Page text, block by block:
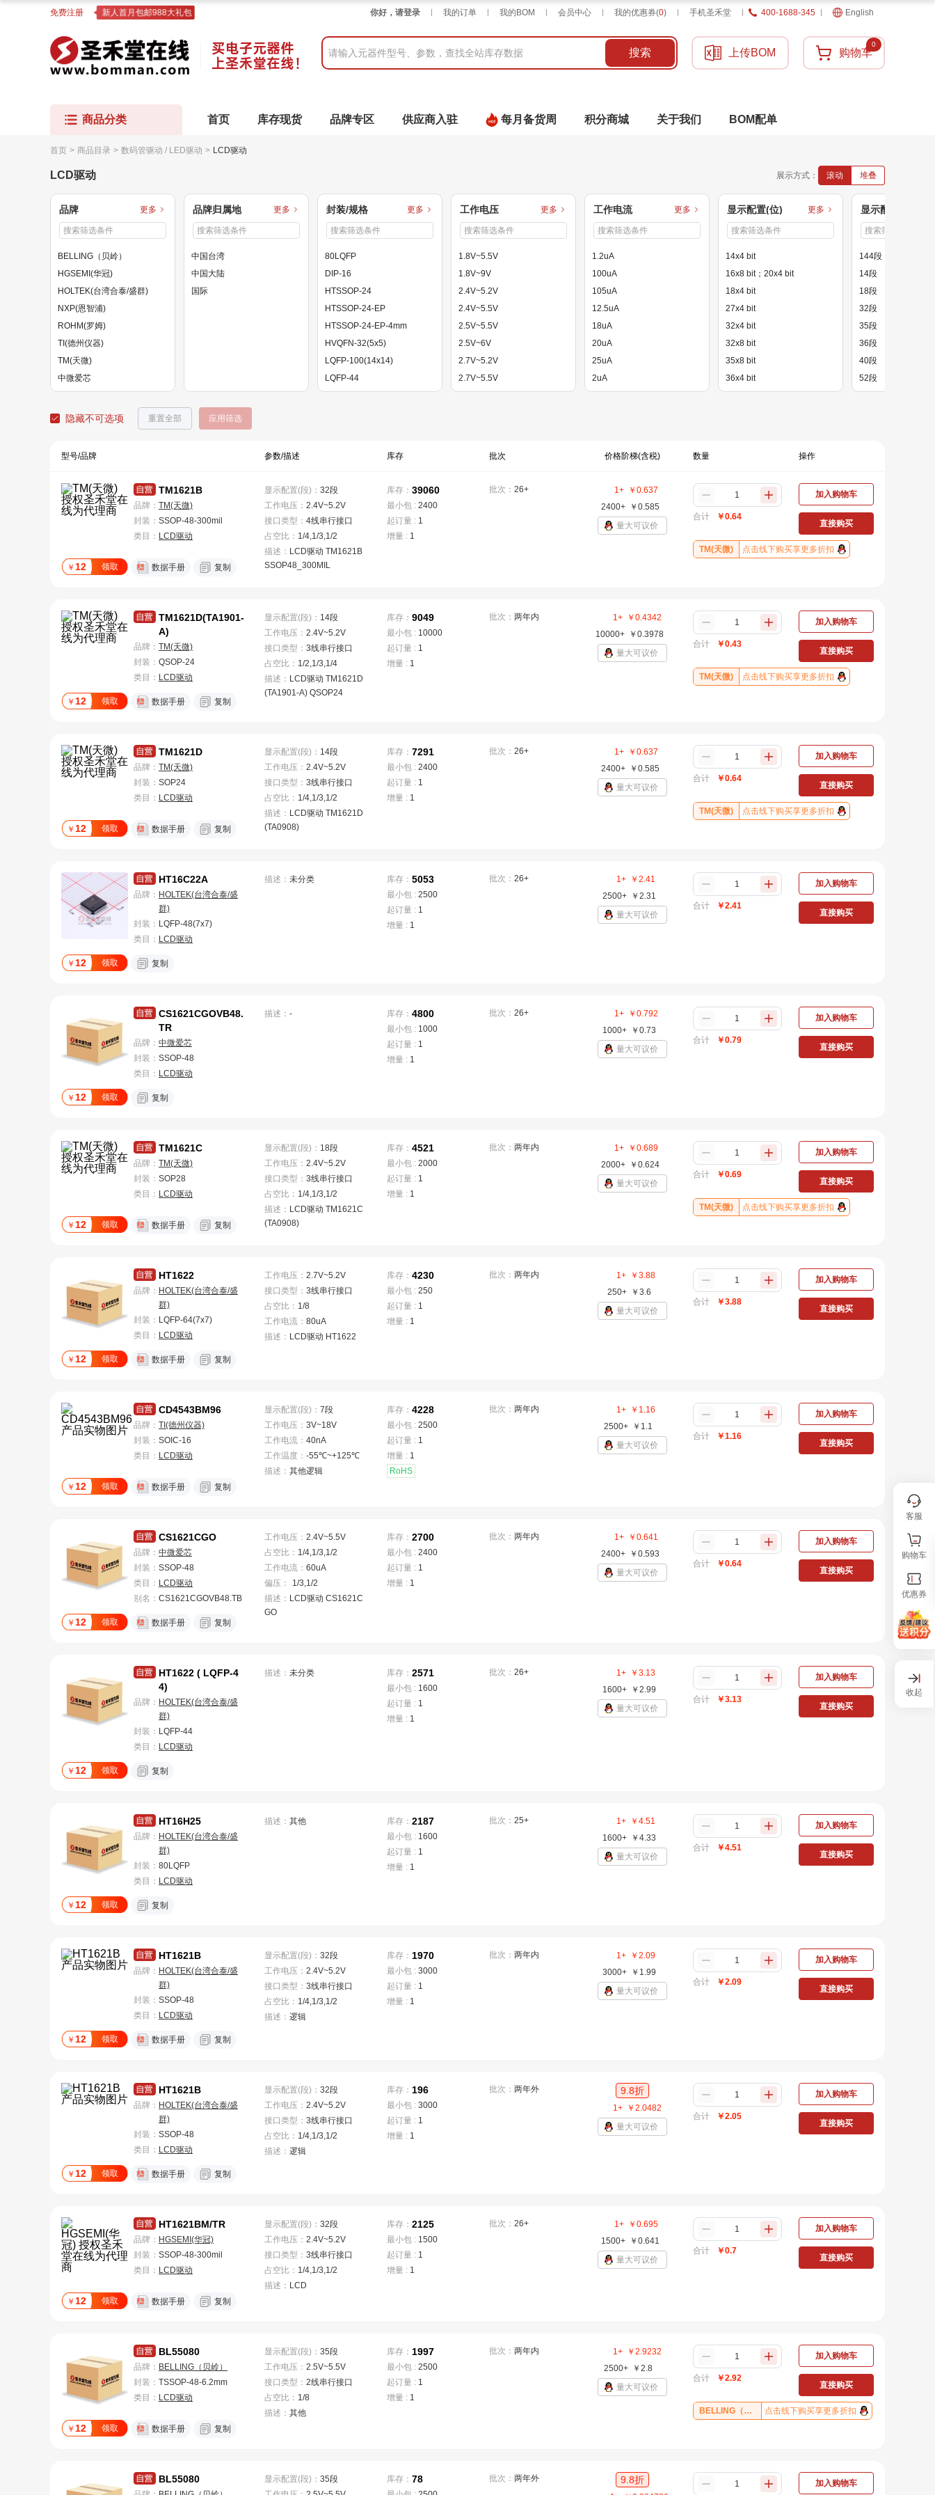
免费注册 新人首月包邮988大礼包 你好，请登录 我的订单 我的BOM 会员中心 我的优惠券(0) 手机圣禾堂 400-1688-345 English
搜索 上传BOM 购物车
0
商品分类 首页 库存现货 品牌专区 供应商入驻 每月备货周 积分商城 关于我们 BOM配单
首页 > 商品目录 > 数码管驱动 / LED驱动 > LCD驱动
LCD驱动 展示方式： 滚动 堆叠
品牌 更多
BELLING（贝岭）
HGSEMI(华冠)
HOLTEK(台湾合泰/盛群)
NXP(恩智浦)
ROHM(罗姆)
TI(德州仪器)
TM(天微)
中微爱芯
品牌归属地 更多
中国台湾
中国大陆
国际
封装/规格 更多
80LQFP
DIP-16
HTSSOP-24
HTSSOP-24-EP
HTSSOP-24-EP-4mm
HVQFN-32(5x5)
LQFP-100(14x14)
LQFP-44
LQFP-44(10x10)
工作电压 更多
1.8V~5.5V
1.8V~9V
2.4V~5.2V
2.4V~5.5V
2.5V~5.5V
2.5V~6V
2.7V~5.2V
2.7V~5.5V
2.7V~5.8V
工作电流 更多
1.2uA
100uA
105uA
12.5uA
18uA
20uA
25uA
2uA
3.5uA
显示配置(位) 更多
14x4 bit
16x8 bit；20x4 bit
18x4 bit
27x4 bit
32x4 bit
32x8 bit
35x8 bit
36x4 bit
40x4 bit
显示配置(段)
144段
14段
18段
32段
35段
36段
40段
52段
56段；52段
隐藏不可选项 重置全部 应用筛选
型号/品牌 参数/描述 库存 批次 价格阶梯(含税) 数量 操作
TM1621B
品牌： TM(天微)
封装： SSOP-48-300mil
类目： LCD驱动
￥ 12 领取 数据手册 复制
显示配置(段) ： 32段
工作电压 ： 2.4V~5.2V
接口类型 ： 4线串行接口
占空比： 1/4,1/3,1/2
描述： LCD驱动 TM1621B
SSOP48_300MIL
库存：39060
最小包 :2400
起订量 : 1
增量 : 1
批次： 26+ 1+ ￥0.637
2400+
￥ 0.585
量大可议价
合计 ￥0.64
加入购物车
直接购买
TM(天微) 点击线下购买享更多折扣
TM1621D(TA1901-
A)
品牌： TM(天微)
封装： QSOP-24
类目： LCD驱动
￥ 12 领取 数据手册 复制
显示配置(段) ： 14段
工作电压 ： 2.4V~5.2V
接口类型 ： 3线串行接口
占空比： 1/2,1/3,1/4
描述： LCD驱动 TM1621D
(TA1901-A) QSOP24
库存：9049
最小包 : 10000
起订量 : 1
增量 : 1
批次： 两年内 1+ ￥0.4342
10000+
￥ 0.3978
量大可议价
合计 ￥0.43
加入购物车
直接购买
TM(天微) 点击线下购买享更多折扣
TM1621D
品牌： TM(天微)
封装： SOP24
类目： LCD驱动
￥ 12 领取 数据手册 复制
显示配置(段) ： 14段
工作电压 ： 2.4V~5.2V
接口类型 ： 3线串行接口
占空比： 1/4,1/3,1/2
描述： LCD驱动 TM1621D
(TA0908)
库存：7291
最小包 :2400
起订量 : 1
增量 : 1
批次： 26+ 1+ ￥0.637
2400+
￥ 0.585
量大可议价
合计 ￥0.64
加入购物车
直接购买
TM(天微) 点击线下购买享更多折扣
HT16C22A
品牌： HOLTEK(台湾合泰/盛
群)
封装： LQFP-48(7x7)
类目： LCD驱动
￥ 12 领取 复制
描述： 未分类 库存：5053
最小包 :2500
起订量 : 1
增量 : 1
批次： 26+ 1+ ￥ 2.41
2500+
￥ 2.31
量大可议价
合计 ￥2.41
加入购物车
直接购买
CS1621CGOVB48.
TR
品牌： 中微爱芯
封装： SSOP-48
类目： LCD驱动
￥ 12 领取 复制
描述： - 库存：4800
最小包 : 1000
起订量 : 1
增量 : 1
批次： 26+ 1+ ￥0.792
1000+
￥ 0.73
量大可议价
合计 ￥0.79
加入购物车
直接购买
TM1621C
品牌： TM(天微)
封装： SOP28
类目： LCD驱动
￥ 12 领取 数据手册 复制
显示配置(段) ： 18段
工作电压 ： 2.4V~5.2V
接口类型 ： 3线串行接口
占空比： 1/4,1/3,1/2
描述： LCD驱动 TM1621C
(TA0908)
库存：4521
最小包 :2000
起订量 : 1
增量 : 1
批次： 两年内 1+ ￥0.689
2000+
￥ 0.624
量大可议价
合计 ￥0.69
加入购物车
直接购买
TM(天微) 点击线下购买享更多折扣
HT1622
品牌： HOLTEK(台湾合泰/盛
群)
封装： LQFP-64(7x7)
类目： LCD驱动
￥ 12 领取 数据手册 复制
工作电压 ： 2.7V~5.2V
接口类型 ： 3线串行接口
占空比： 1/8
工作电流： 80uA
描述： LCD驱动 HT1622
库存：4230
最小包 :250
起订量 : 1
增量 : 1
批次： 两年内 1+ ￥ 3.88
250+
￥3.6
量大可议价
合计 ￥3.88
加入购物车
直接购买
CD4543BM96
品牌： TI(德州仪器)
封装： SOIC-16
类目： LCD驱动
￥ 12 领取 数据手册 复制
显示配置(段) ： 7段
工作电压 ： 3V~18V
工作电流： 40nA
工作温度： -55℃~+125℃
描述： 其他逻辑
库存：4228
最小包 :2500
起订量 : 1
增量 : 1
RoHS
批次： 两年内 1+ ￥ 1.16
2500+
￥ 1.1
量大可议价
合计 ￥1.16
加入购物车
直接购买
CS1621CGO
品牌： 中微爱芯
封装： SSOP-48
类目： LCD驱动
别名： CS1621CGOVB48.TB
￥ 12 领取 数据手册 复制
工作电压 ： 2.4V~5.5V
占空比： 1/4,1/3,1/2
工作电流： 60uA
偏压 ：
1/3,1/2
描述： LCD驱动 CS1621C
GO
库存：2700
最小包 :2400
起订量 : 1
增量 : 1
批次： 两年内 1+ ￥0.641
2400+
￥ 0.593
量大可议价
合计 ￥0.64
加入购物车
直接购买
HT1622 ( LQFP-4
4)
品牌： HOLTEK(台湾合泰/盛
群)
封装： LQFP-44
类目： LCD驱动
￥ 12 领取 复制
描述： 未分类 库存：2571
最小包 : 1600
起订量 : 1
增量 : 1
批次： 26+ 1+ ￥ 3.13
1600+
￥ 2.99
量大可议价
合计 ￥3.13
加入购物车
直接购买
HT16H25
品牌： HOLTEK(台湾合泰/盛
群)
封装： 80LQFP
类目： LCD驱动
￥ 12 领取 复制
描述： 其他 库存：2187
最小包 : 1600
起订量 : 1
增量 : 1
批次： 25+ 1+ ￥ 4.51
1600+
￥ 4.33
量大可议价
合计 ￥4.51
加入购物车
直接购买
HT1621B
品牌： HOLTEK(台湾合泰/盛
群)
封装： SSOP-48
类目： LCD驱动
￥ 12 领取 数据手册 复制
显示配置(段) ： 32段
工作电压 ： 2.4V~5.2V
接口类型 ： 3线串行接口
占空比： 1/4,1/3,1/2
描述： 逻辑
库存： 1970
最小包 :3000
起订量 : 1
增量 : 1
批次： 两年内 1+ ￥ 2.09
3000+
￥ 1.99
量大可议价
合计 ￥2.09
加入购物车
直接购买
HT1621B
品牌： HOLTEK(台湾合泰/盛
群)
封装： SSOP-48
类目： LCD驱动
￥ 12 领取 数据手册 复制
显示配置(段) ： 32段
工作电压 ： 2.4V~5.2V
接口类型 ： 3线串行接口
占空比： 1/4,1/3,1/2
描述： 逻辑
库存： 196
最小包 :3000
起订量 : 1
增量 : 1
批次： 两年外 9.8折
1+ ￥2.0482
量大可议价
合计 ￥2.05
加入购物车
直接购买
HT1621BM/TR
品牌： HGSEMI(华冠)
封装： SSOP-48-300mil
类目： LCD驱动
￥ 12 领取 数据手册 复制
显示配置(段) ： 32段
工作电压 ： 2.4V~5.2V
接口类型 ： 3线串行接口
占空比： 1/4,1/3,1/2
描述： LCD
库存：2125
最小包 : 1500
起订量 : 1
增量 : 1
批次： 26+ 1+ ￥0.695
1500+
￥ 0.641
量大可议价
合计 ￥0.7
加入购物车
直接购买
BL55080
品牌： BELLING（贝岭）
封装： TSSOP-48-6.2mm
类目： LCD驱动
￥ 12 领取 数据手册 复制
显示配置(段) ： 35段
工作电压 ： 2.5V~5.5V
接口类型 ： 2线串行接口
占空比： 1/8
描述： 其他
库存： 1997
最小包 :2500
起订量 : 1
增量 : 1
批次： 两年内 1+ ￥2.9232
2500+
￥ 2.8
量大可议价
合计 ￥2.92
加入购物车
直接购买
BELLING（贝岭） 点击线下购买享更多折扣
BL55080 显示配置(段) ： 35段
库存：78 批次： 两年外 9.8折 加入购物车
客服
购物车
优惠券
收起